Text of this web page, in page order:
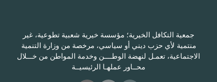
جمعية التكافل الخيرية؛ مؤسسة خيرية شعبية تطوعية، غير
منتمية لأي حزب ديني أو سياسي، مرخصة من وزارة التنمية
الاجتماعية، تعمـل لنهضة الوطــــن وخدمة المواطن من خـــلال
محــاور عملهـا الرئيسيــة